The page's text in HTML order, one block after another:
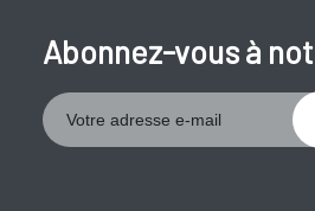
Abonnez-vous à